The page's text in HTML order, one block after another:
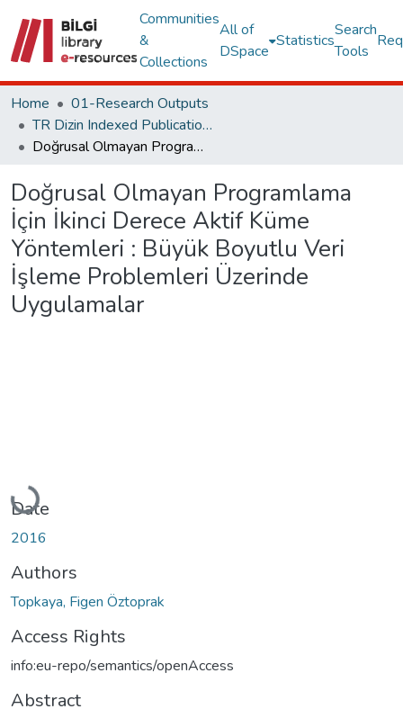
Communities
&
Collections
All of
DSpace
Statistics
Search
Tools
Home
01-Research Outputs
TR Dizin Indexed Publications
Doğrusal Olmayan Programlama İçin İkinci Derece Aktif Küme Yöntemleri : Büyük Boyutlu Veri İşleme Problemleri Üzerinde Uygulamalar
Doğrusal Olmayan Programlama
İçin İkinci Derece Aktif Küme
Yöntemleri : Büyük Boyutlu Veri
İşleme Problemleri Üzerinde
Uygulamalar
Loading...
Date
2016
Authors
Topkaya, Figen Öztoprak
Access Rights
info:eu-repo/semantics/openAccess
Abstract